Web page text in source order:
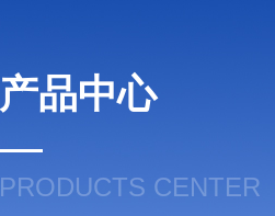
产品中心
PRODUCTS CENTER